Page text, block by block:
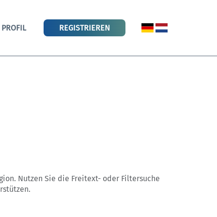
PROFIL REGISTRIEREN
Nutzen Sie die Freitext- oder Filtersuche